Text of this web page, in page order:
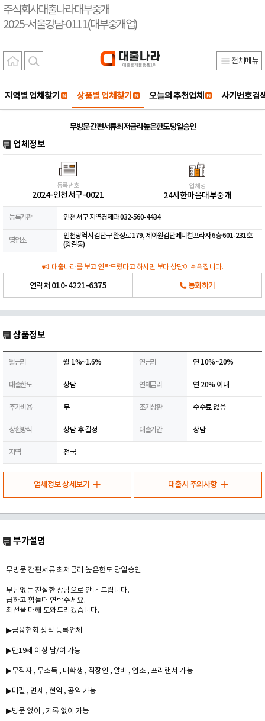
주식회사대출나라대부중개
2025-서울강남-0111(대부중개업)
전체메뉴
지역별 업체찾기 상품별 업체찾기 오늘의 추천업체 사기번호검
무방문 간편서류 최저금리 높은한도 당일승인
업체정보
등록번호
2024-인천서구-0021
업체명
24시한마음대부중개
등록기관 인천 서구 지역경제과 032-560-4434
영업소
인천광역시 검단구 완정로 179, 제이원검단메디컬프라자 6층 601-231호
(왕길동)
대출나라를 보고 연락드렸다고 하시면 보다 상담이 쉬워집니다.
연락처 010-4221-6375 통화하기
상품정보
월금리 월 1%~1.6% 연금리 연 10%~20%
대출한도 상담 연체금리 연 20% 이내
추가비용 무 조기상환 수수료 없음
상환방식 상담 후 결정 대출기간 상담
지역 전국
업체정보 상세보기 대출시 주의사항
부가설명
무방문 간편서류 최저금리 높은한도 당일승인
부담없는 친절한 상담으로 안내 드립니다.
급하고 힘들때 연락주세요.
최선을 다해 도와드리겠습니다.
▶금융협회 정식 등록업체
▶만19세 이상 남/여 가능
▶무직자 , 무소득 , 대학생 , 직장인 , 알바 , 업소 , 프리랜서 가능
▶미필 , 면제 , 현역 , 공익 가능
▶방문 없이 , 기록 없이 가능